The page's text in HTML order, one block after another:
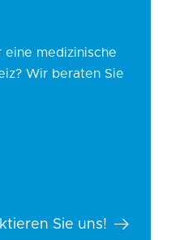
eine medizinische
Wir beraten Sie
Sie uns!